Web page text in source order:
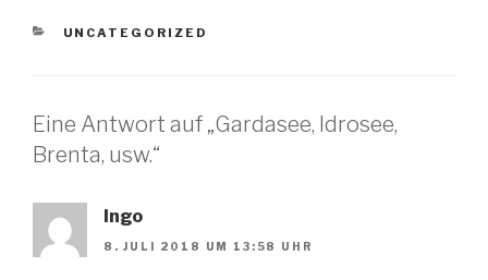
KATEGORIEN
UNCATEGORIZED
Eine Antwort auf „Gardasee, Idrosee,
Brenta, usw.“
Ingo
8. JULI 2018 UM 13:58 UHR